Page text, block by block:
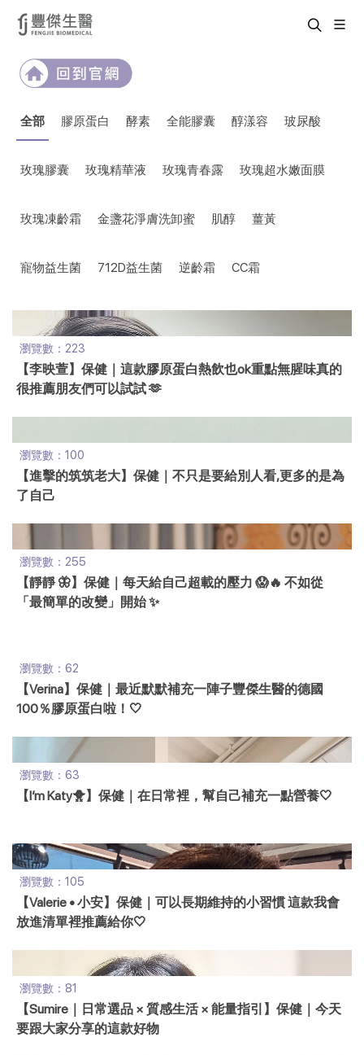
全部 膠原蛋白 酵素 全能膠囊 醇漾容 玻尿酸
玫瑰膠囊 玫瑰精華液 玫瑰青春露 玫瑰超水嫩面膜
玫瑰凍齡霜 金盞花淨膚洗卸蜜 肌醇 薑黃
寵物益生菌 712D益生菌 逆齡霜 CC霜
瀏覽數：223
【李映萱】保健｜這款膠原蛋白熱飲也ok重點無腥味真的
很推薦朋友們可以試試 🫶
瀏覽數：100
【進擊的筑筑老大】保健｜不只是要給別人看,更多的是為
了自己
瀏覽數：255
【靜靜 🦋】保健｜每天給自己超載的壓力 😱🔥 不如從
「最簡單的改變」開始 ✨
瀏覽數：62
【Verina】保健｜最近默默補充一陣子豐傑生醫的德國
100％膠原蛋白啦！🤍
瀏覽數：63
【I’m Katy🐥】保健｜在日常裡，幫自己補充一點營養🤍
瀏覽數：105
【Valerie • 小安】保健｜可以長期維持的小習慣 這款我會
放進清單裡推薦給你🤍
瀏覽數：81
【Sumire｜日常選品 × 質感生活 × 能量指引】保健｜今天
要跟大家分享的這款好物